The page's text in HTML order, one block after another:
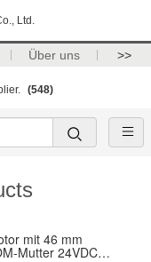
Ltd.
Über uns >>
(548)
mit 46 mm
Mutter 24VDC